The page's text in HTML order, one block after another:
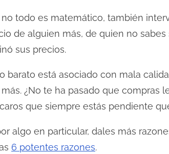
todo es matemático, también
de alguien más, de quien no
sus precios.
barato está asociado con mala
¿No te ha pasado que compras
que siempre estás pendiente
algo en particular, dales más
6 potentes razones.